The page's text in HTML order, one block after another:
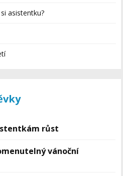
asistentku?
růst
vánoční